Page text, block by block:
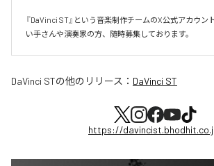
『DaVinci ST』という音楽制作チームのX公式アカウン
い手さんや演奏家の方、随時募集しております。
DaVinci STの他のリリース： DaVinci ST
https://